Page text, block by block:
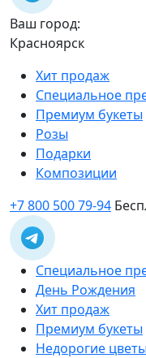
Ваш город:
Красноярск
Хит продаж
Специальное
Премиум букеты
Розы
Подарки
Композиции
+7 800 500 79-94
Специальное
День Рождения
Хит продаж
Премиум букеты
Недорогие цветы